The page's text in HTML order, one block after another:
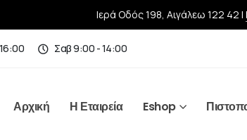
Ιερά Οδός 198, Αιγάλεω 122 42 |
Σαβ 9:00 - 14:00
Αρχική Η Εταιρεία Eshop